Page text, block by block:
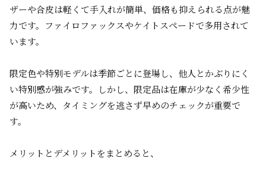
ザーや合皮は軽くて手入れが簡単、価格も抑えられる点が魅
力です。ファイロファックスやケイトスペードで多用されて
います。
限定色や特別モデルは季節ごとに登場し、他人とかぶりにく
い特別感が強みです。しかし、限定品は在庫が少なく希少性
が高いため、タイミングを逃さず早めのチェックが重要で
す。
メリットとデメリットをまとめると、